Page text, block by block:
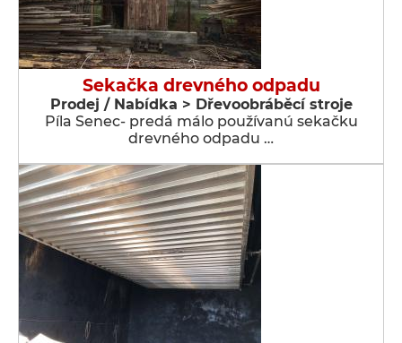
Sekačka drevného odpadu
Prodej / Nabídka > Dřevoobráběcí stroje
Píla Senec- predá málo používanú sekačku
drevného odpadu …